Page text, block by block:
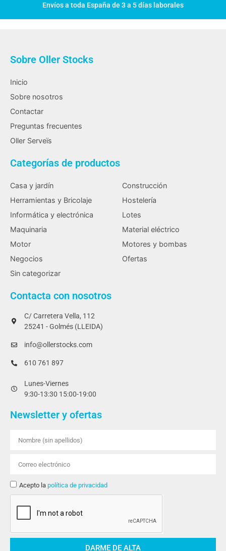
Envíos a toda España de 3 a 5 días laborales
Sobre Oller Stocks
Inicio
Sobre nosotros
Contactar
Preguntas frecuentes
Oller Serveïs
Categorías de productos
Casa y jardín
Construcción
Herramientas y Bricolaje
Hostelería
Informática y electrónica
Lotes
Maquinaria
Material eléctrico
Motor
Motores y bombas
Negocios
Ofertas
Sin categorizar
Contacta con nosotros
C/ Carretera Vella, 112
25241 - Golmés (LLEIDA)
info@ollerstocks.com
610 761 897
Lunes-Viernes
9:30-13:30 15:00-19:00
Newsletter y ofertas
Acepto la política de privacidad
DARME DE ALTA